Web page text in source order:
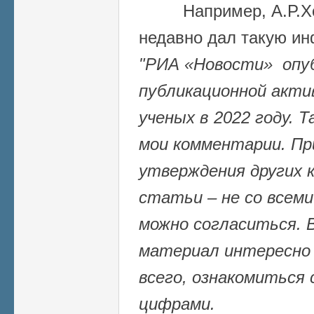
Например,
недавно дал такую
"РИА «Новости»
публикационной
ученых в 2022 году.
мои комментарии.
утверждения других
статьи – не со
можно согласиться.
материал
всего,
цифрами.